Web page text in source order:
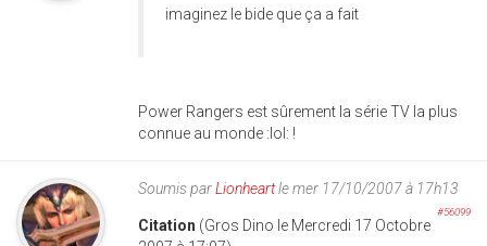
imaginez le bide que ça a fait
Power Rangers est sûrement la série TV la plus
connue au monde :lol: !
Soumis parLionheartle mer 17/10/2007 à 17h13
#56099
Citation (Gros Dino le Mercredi 17 Octobre